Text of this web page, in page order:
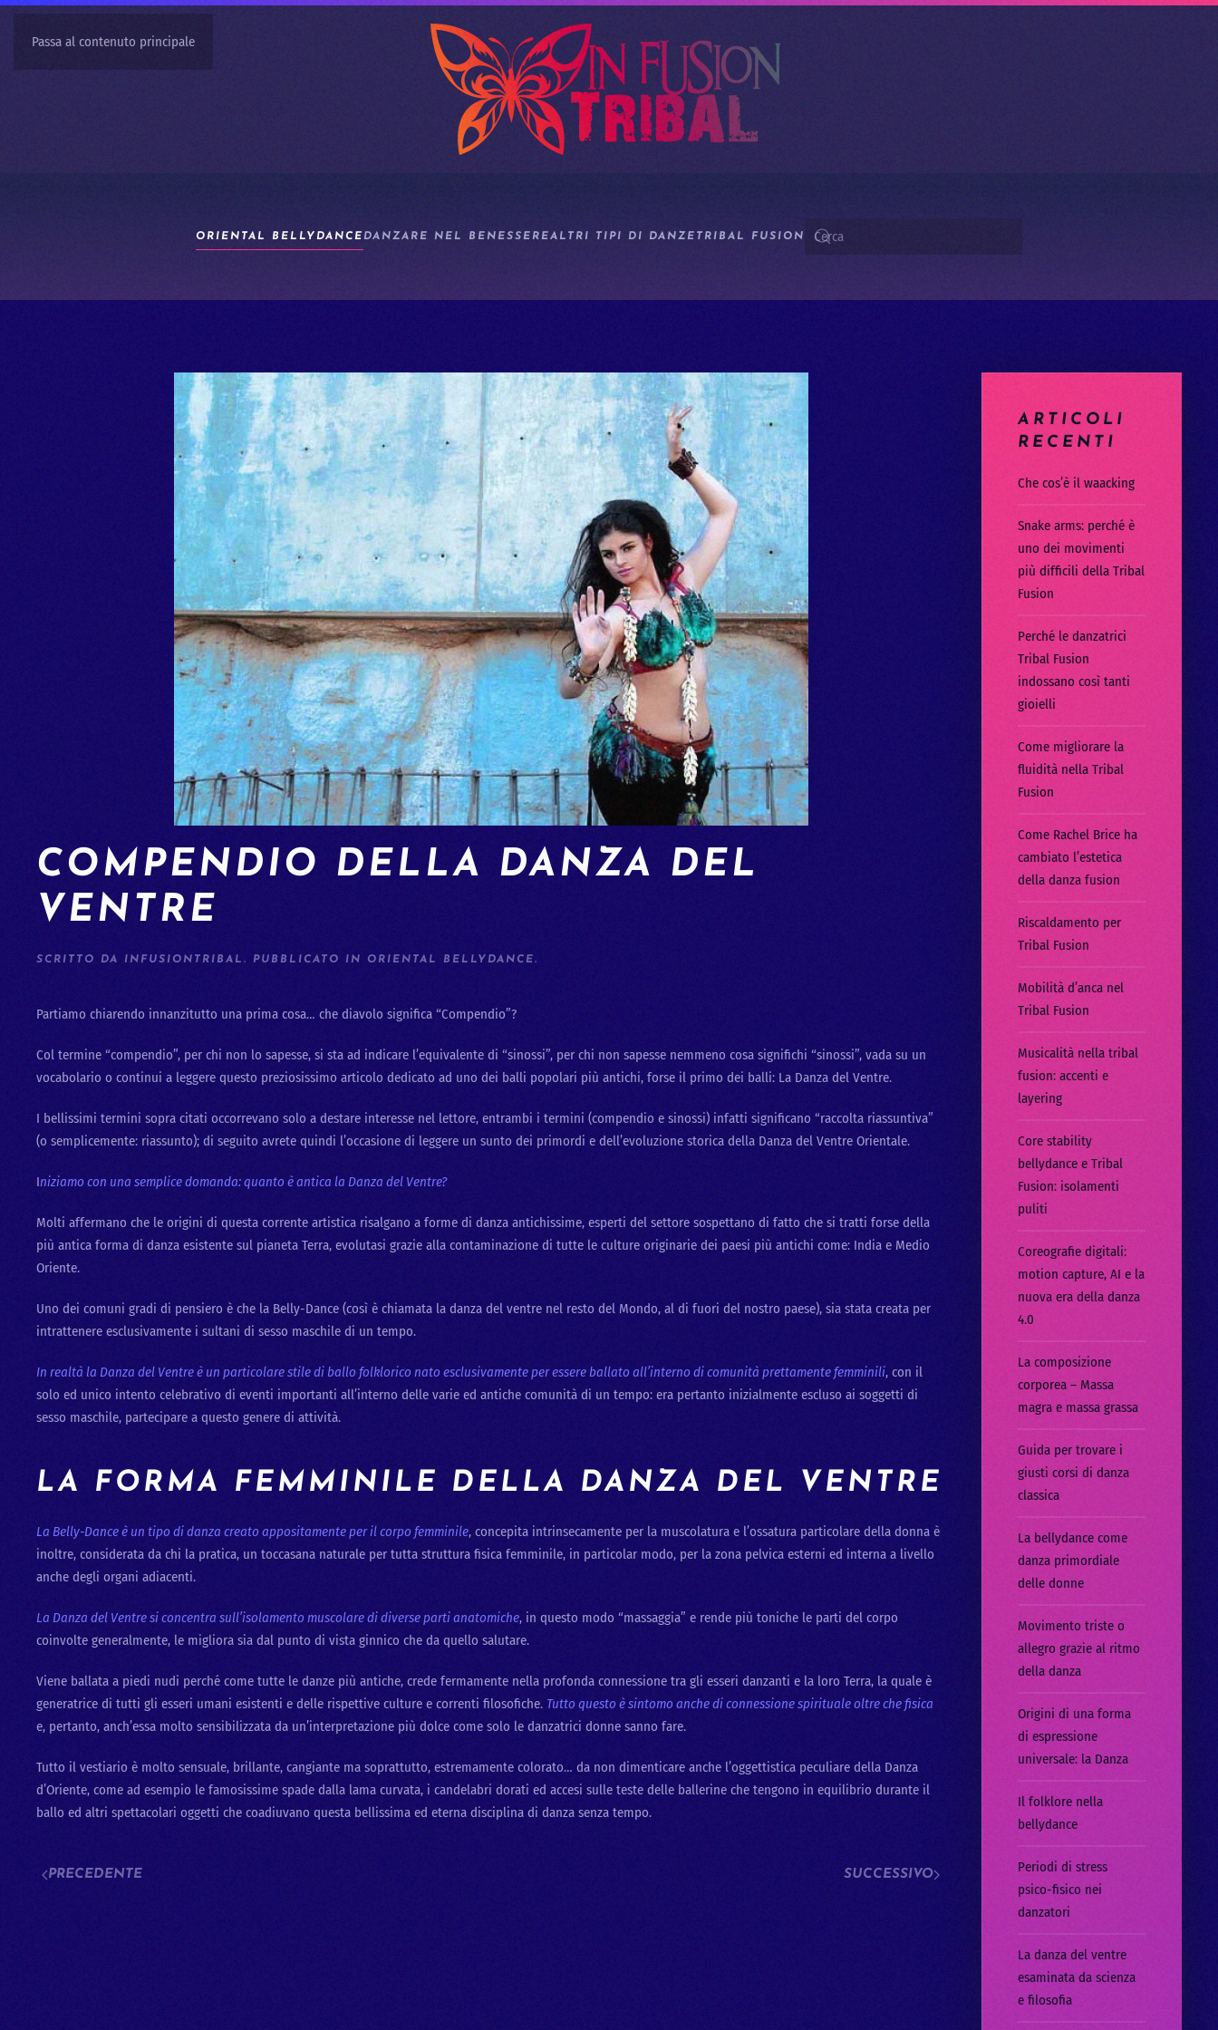
Passa al contenuto principale
ORIENTAL BELLYDANCE DANZARE NEL BENESSEREALTRI TIPI DI DANZE TRIBAL FUSION
COMPENDIO DELLA DANZA DEL
VENTRE
SCRITTO DA INFUSIONTRIBAL . PUBBLICATO IN ORIENTAL BELLYDANCE.
Partiamo chiarendo innanzitutto una prima cosa… che diavolo significa “Compendio”?
Col termine “compendio”, per chi non lo sapesse, si sta ad indicare l’equivalente di “sinossi”, per chi non sapesse nemmeno cosa significhi “sinossi”, vada su un
vocabolario o continui a leggere questo preziosissimo articolo dedicato ad uno dei balli popolari più antichi, forse il primo dei balli: La Danza del Ventre.
I bellissimi termini sopra citati occorrevano solo a destare interesse nel lettore, entrambi i termini (compendio e sinossi) infatti significano “raccolta riassuntiva”
(o semplicemente: riassunto); di seguito avrete quindi l’occasione di leggere un sunto dei primordi e dell’evoluzione storica della Danza del Ventre Orientale.
Iniziamo con una semplice domanda: quanto è antica la Danza del Ventre?
Molti affermano che le origini di questa corrente artistica risalgano a forme di danza antichissime, esperti del settore sospettano di fatto che si tratti forse della
più antica forma di danza esistente sul pianeta Terra, evolutasi grazie alla contaminazione di tutte le culture originarie dei paesi più antichi come: India e Medio
Oriente.
Uno dei comuni gradi di pensiero è che la Belly-Dance (così è chiamata la danza del ventre nel resto del Mondo, al di fuori del nostro paese), sia stata creata per
intrattenere esclusivamente i sultani di sesso maschile di un tempo.
In realtà la Danza del Ventre è un particolare stile di ballo folklorico nato esclusivamente per essere ballato all’interno di comunità prettamente femminili, con il
solo ed unico intento celebrativo di eventi importanti all’interno delle varie ed antiche comunità di un tempo: era pertanto inizialmente escluso ai soggetti di
sesso maschile, partecipare a questo genere di attività.
LA FORMA FEMMINILE DELLA DANZA DEL VENTRE
La Belly-Dance è un tipo di danza creato appositamente per il corpo femminile, concepita intrinsecamente per la muscolatura e l’ossatura particolare della donna è
inoltre, considerata da chi la pratica, un toccasana naturale per tutta struttura fisica femminile, in particolar modo, per la zona pelvica esterni ed interna a livello
anche degli organi adiacenti.
La Danza del Ventre si concentra sull’isolamento muscolare di diverse parti anatomiche, in questo modo “massaggia” e rende più toniche le parti del corpo
coinvolte generalmente, le migliora sia dal punto di vista ginnico che da quello salutare.
Viene ballata a piedi nudi perché come tutte le danze più antiche, crede fermamente nella profonda connessione tra gli esseri danzanti e la loro Terra, la quale è
generatrice di tutti gli esseri umani esistenti e delle rispettive culture e correnti filosofiche. Tutto questo è sintomo anche di connessione spirituale oltre che fisica
e, pertanto, anch’essa molto sensibilizzata da un’interpretazione più dolce come solo le danzatrici donne sanno fare.
Tutto il vestiario è molto sensuale, brillante, cangiante ma soprattutto, estremamente colorato… da non dimenticare anche l’oggettistica peculiare della Danza
d’Oriente, come ad esempio le famosissime spade dalla lama curvata, i candelabri dorati ed accesi sulle teste delle ballerine che tengono in equilibrio durante il
ballo ed altri spettacolari oggetti che coadiuvano questa bellissima ed eterna disciplina di danza senza tempo.
PRECEDENTE SUCCESSIVO
ARTICOLI
RECENTI
Che cos’è il waacking
Snake arms: perché è
uno dei movimenti
più difficili della Tribal
Fusion
Perché le danzatrici
Tribal Fusion
indossano così tanti
gioielli
Come migliorare la
fluidità nella Tribal
Fusion
Come Rachel Brice ha
cambiato l’estetica
della danza fusion
Riscaldamento per
Tribal Fusion
Mobilità d’anca nel
Tribal Fusion
Musicalità nella tribal
fusion: accenti e
layering
Core stability
bellydance e Tribal
Fusion: isolamenti
puliti
Coreografie digitali:
motion capture, AI e la
nuova era della danza
4.0
La composizione
corporea – Massa
magra e massa grassa
Guida per trovare i
giusti corsi di danza
classica
La bellydance come
danza primordiale
delle donne
Movimento triste o
allegro grazie al ritmo
della danza
Origini di una forma
di espressione
universale: la Danza
Il folklore nella
bellydance
Periodi di stress
psico-fisico nei
danzatori
La danza del ventre
esaminata da scienza
e filosofia